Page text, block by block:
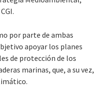
por parte de ambas
apoyar los planes
de protección de los
marinas, que, a su vez,